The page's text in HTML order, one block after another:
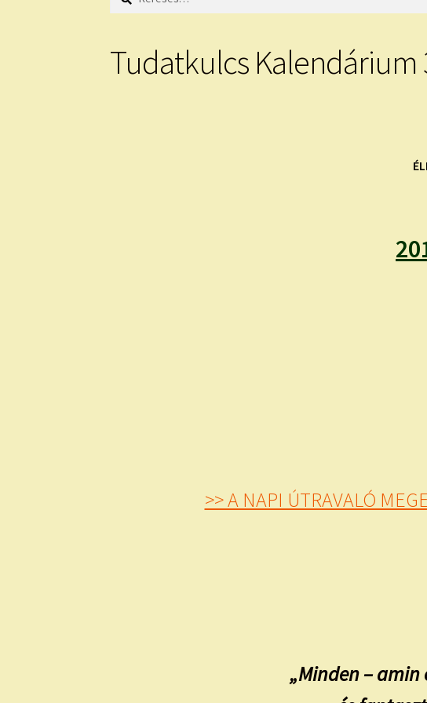
Tudatkulcs Kalendárium
>> A NAPI ÚTRAVALÓ
„Minden –